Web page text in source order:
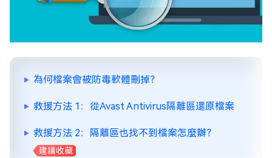
為何檔案會被防毒軟體刪掉？
救援方法 1：從Avast Antivirus隔離區還原檔案
救援方法 2：隔離區也找不到檔案怎麼辦？
建議收藏